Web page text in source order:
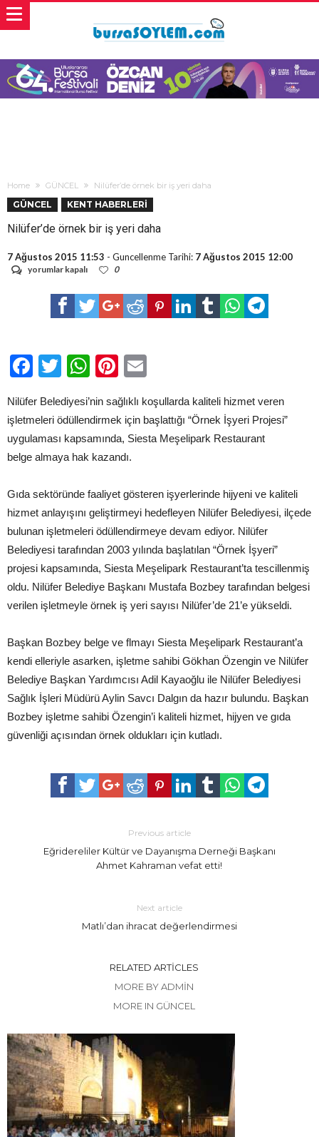
Home GÜNCEL Nilüfer’de örnek bir iş yeri daha
GÜNCEL KENT HABERLERİ
Nilüfer’de örnek bir iş yeri daha
7 Ağustos 2015 11:53 - Guncellenme Tarihi: 7 Ağustos 2015 12:00
Nilüfer’de
yorumlar kapalı 0
Facebook
TwitterWhatsApp
Pinterest
Nilüfer Belediyesi’nin sağlıklı koşullarda kaliteli hizmet veren
işletmeleri ödüllendirmek için başlattığı “Örnek İşyeri Projesi”
uygulaması kapsamında, Siesta Meşelipark Restaurant
belge almaya hak kazandı.
Gıda sektöründe faaliyet gösteren işyerlerinde hijyeni ve kaliteli
hizmet anlayışını geliştirmeyi hedefleyen Nilüfer Belediyesi, ilçede
bulunan işletmeleri ödüllendirmeye devam ediyor. Nilüfer
Belediyesi tarafından 2003 yılında başlatılan “Örnek İşyeri”
projesi kapsamında, Siesta Meşelipark Restaurant’ta tescillenmiş
oldu. Nilüfer Belediye Başkanı Mustafa Bozbey tarafından belgesi
verilen işletmeyle örnek iş yeri sayısı Nilüfer’de 21’e yükseldi.
Başkan Bozbey belge ve flmayı Siesta Meşelipark Restaurant’a
kendi elleriyle asarken, işletme sahibi Gökhan Özengin ve Nilüfer
Belediye Başkan Yardımcısı Adil Kayaoğlu ile Nilüfer Belediyesi
Sağlık İşleri Müdürü Aylin Savcı Dalgın da hazır bulundu. Başkan
Bozbey işletme sahibi Özengin’i kaliteli hizmet, hijyen ve gıda
güvenliği açısından örnek oldukları için kutladı.
Previous article
Eğridereliler Kültür ve Dayanışma Derneği Başkanı
Ahmet Kahraman vefat etti!
Next article
Matlı’dan ihracat değerlendirmesi
RELATED ARTICLES
MORE BY ADMIN
MORE IN GÜNCEL